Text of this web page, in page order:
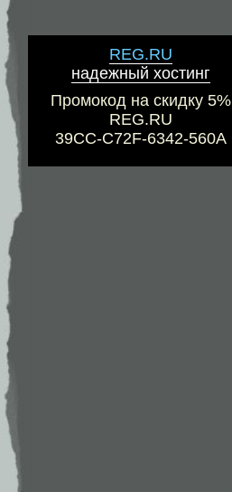
REG.RU
надежный хостинг
Промокод на скидку 5%
REG.RU
39CC-C72F-6342-560A